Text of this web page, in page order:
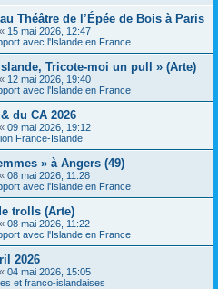
Théâtre de l’Épée de Bois à Paris
« 15 mai 2026, 12:47
avec l'Islande en France
Tricote-moi un pull » (Arte)
« 12 mai 2026, 19:40
avec l'Islande en France
du CA 2026
« 09 mai 2026, 19:12
France-Islande
» à Angers (49)
« 08 mai 2026, 11:28
avec l'Islande en France
trolls (Arte)
« 08 mai 2026, 11:22
avec l'Islande en France
2026
« 04 mai 2026, 15:05
et franco-islandaises